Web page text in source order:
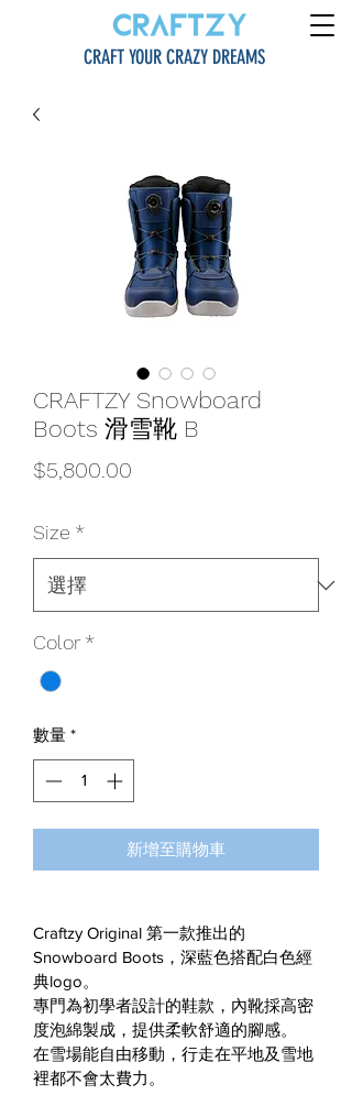
CRAFT YOUR CRAZY DREAMS
CRAFTZY Snowboard
Boots 滑雪靴 B
$5,800.00
Size *
Color *
數量 *
新增至購物車
Craftzy Original 第一款推出的
Snowboard Boots，深藍色搭配白色經
典logo。
專門為初學者設計的鞋款，內靴採高密
度泡綿製成，提供柔軟舒適的腳感。
在雪場能自由移動，行走在平地及雪地
裡都不會太費力。